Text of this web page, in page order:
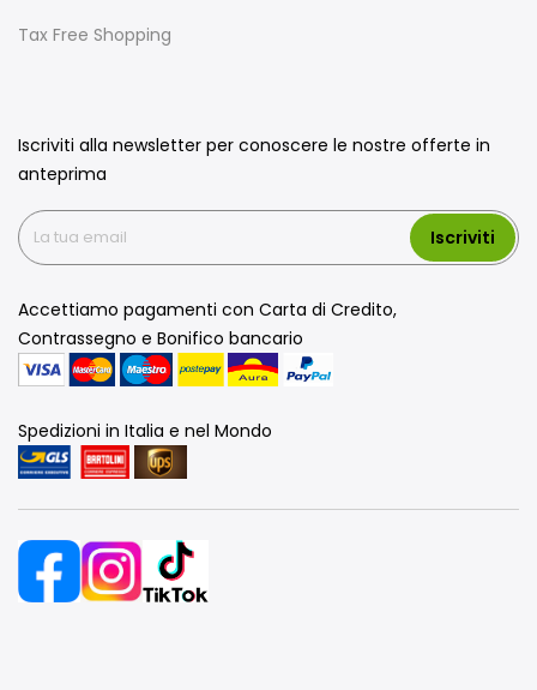
Tax Free Shopping
Iscriviti alla newsletter per conoscere le nostre offerte in
anteprima
Iscriviti
Accettiamo pagamenti con Carta di Credito,
Contrassegno e Bonifico bancario
Spedizioni in Italia e nel Mondo